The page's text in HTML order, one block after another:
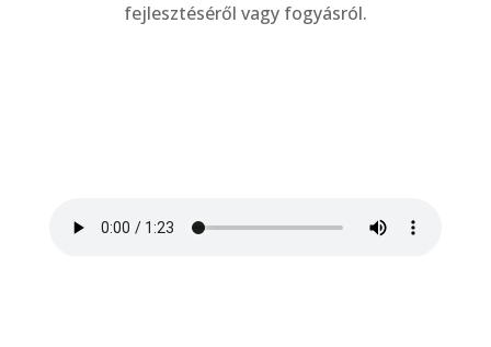
fejlesztéséről vagy fogyásról.